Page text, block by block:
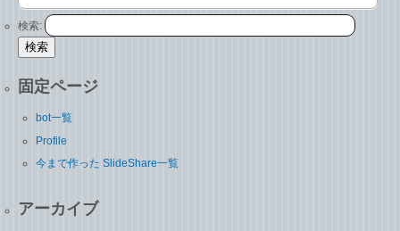
検索:
固定ページ
bot一覧
Profile
今まで作った SlideShare一覧
アーカイブ